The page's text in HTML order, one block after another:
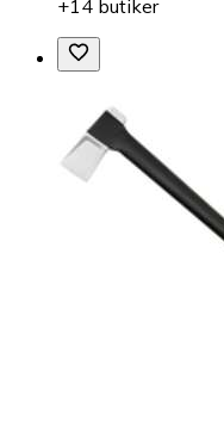
+14 butiker